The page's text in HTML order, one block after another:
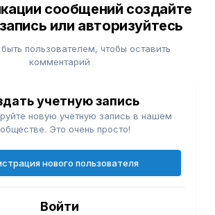
сообщений создайте
или авторизуйтесь
пользователем, чтобы оставить
комментарий
учетную запись
новую учётную запись в нашем
Это очень просто!
нового пользователя
Войти